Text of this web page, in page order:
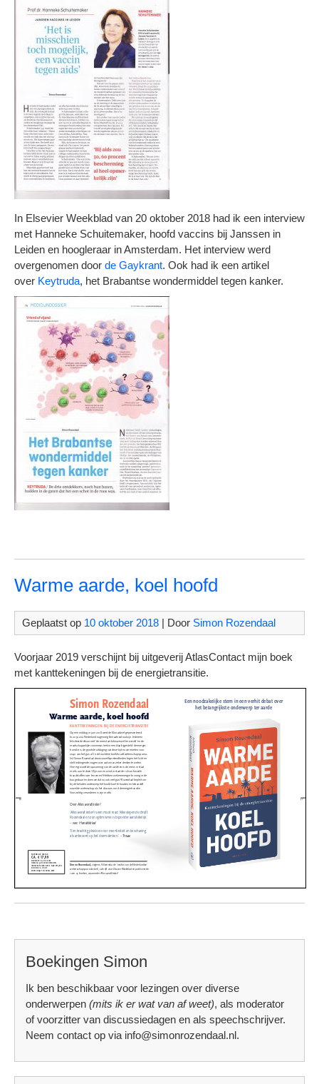
In Elsevier Weekblad van 20 oktober 2018 had ik een interview
met Hanneke Schuitemaker, hoofd vaccins bij Janssen in
Leiden en hoogleraar in Amsterdam. Het interview werd
overgenomen door de Gaykrant. Ook had ik een artikel
over Keytruda, het Brabantse wondermiddel tegen kanker.
Warme aarde, koel hoofd
Geplaatst op 10 oktober 2018 | Door Simon Rozendaal
Voorjaar 2019 verschijnt bij uitgeverij AtlasContact mijn boek
met kanttekeningen bij de energietransitie.
Boekingen Simon
Ik ben beschikbaar voor lezingen over diverse
onderwerpen (mits ik er wat van af weet), als moderator
of voorzitter van discussiedagen en als speechschrijver.
Neem contact op via info@simonrozendaal.nl.